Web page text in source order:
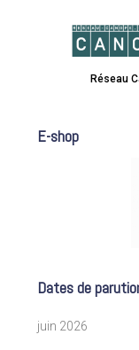
Réseau
E-shop
Dates de
juin 2026